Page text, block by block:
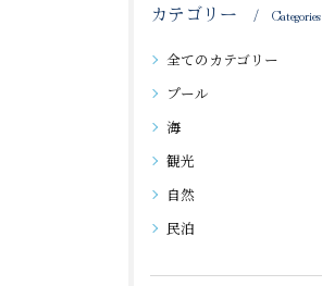
カテゴリー Categories
全てのカテゴリー
プール
海
観光
自然
民泊